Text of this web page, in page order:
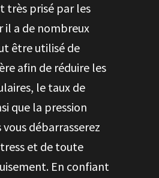
très prisé par les
il a de nombreux
être utilisé de
afin de réduire les
le taux de
que la pression
débarrasserez
et de toute
En confiant